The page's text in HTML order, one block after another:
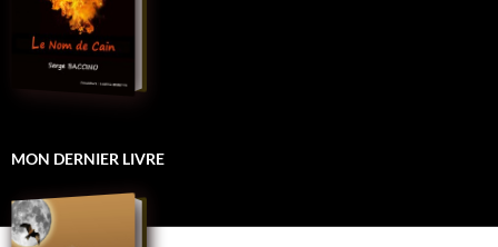
MON DERNIER LIVRE